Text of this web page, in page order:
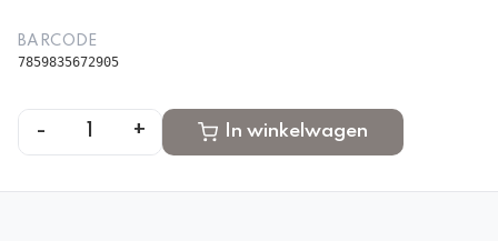
BARCODE
7859835672905
- + In winkelwagen